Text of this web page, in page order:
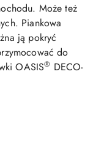
Może też
Piankowa
ją pokryć
do
OASIS® DECO-